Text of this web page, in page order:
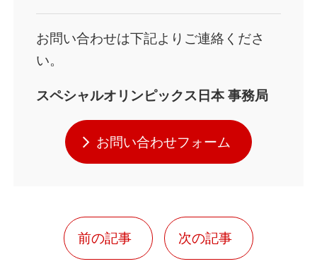
お問い合わせは下記よりご連絡くださ
い。
スペシャルオリンピックス日本事務局
お問い合わせフォーム
前の記事 次の記事